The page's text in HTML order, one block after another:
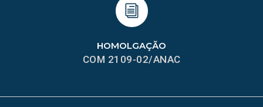
HOMOLGAÇÃO
COM 2109-02/ANAC